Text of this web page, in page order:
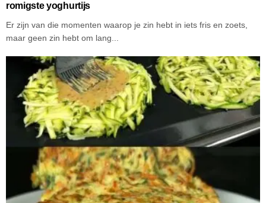
romigste yoghurtijs
Er zijn van die momenten waarop je zin hebt in iets fris en zoets,
maar geen zin hebt om lang...